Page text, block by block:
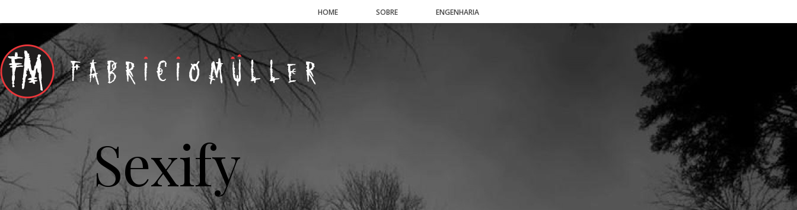
HOME SOBRE ENGENHARIA
Sexify